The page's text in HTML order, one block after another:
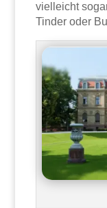
vielleicht
Tinder oder